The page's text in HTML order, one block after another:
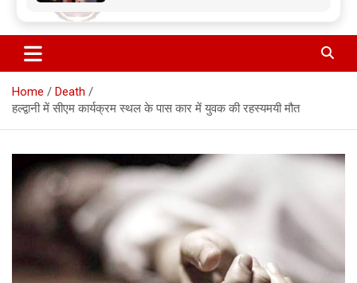
Corbett Halchal (कॉर्बेट हलचल)
Home
Death
हल्द्वानी में सीएम कार्यक्रम स्थल के पास कार में युवक की रहस्यमयी मौत